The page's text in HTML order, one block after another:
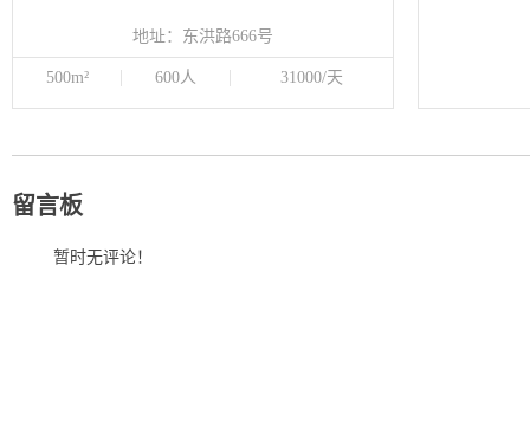
地址：东洪路666号
500m² 600人 31000/天
留言板
暂时无评论！